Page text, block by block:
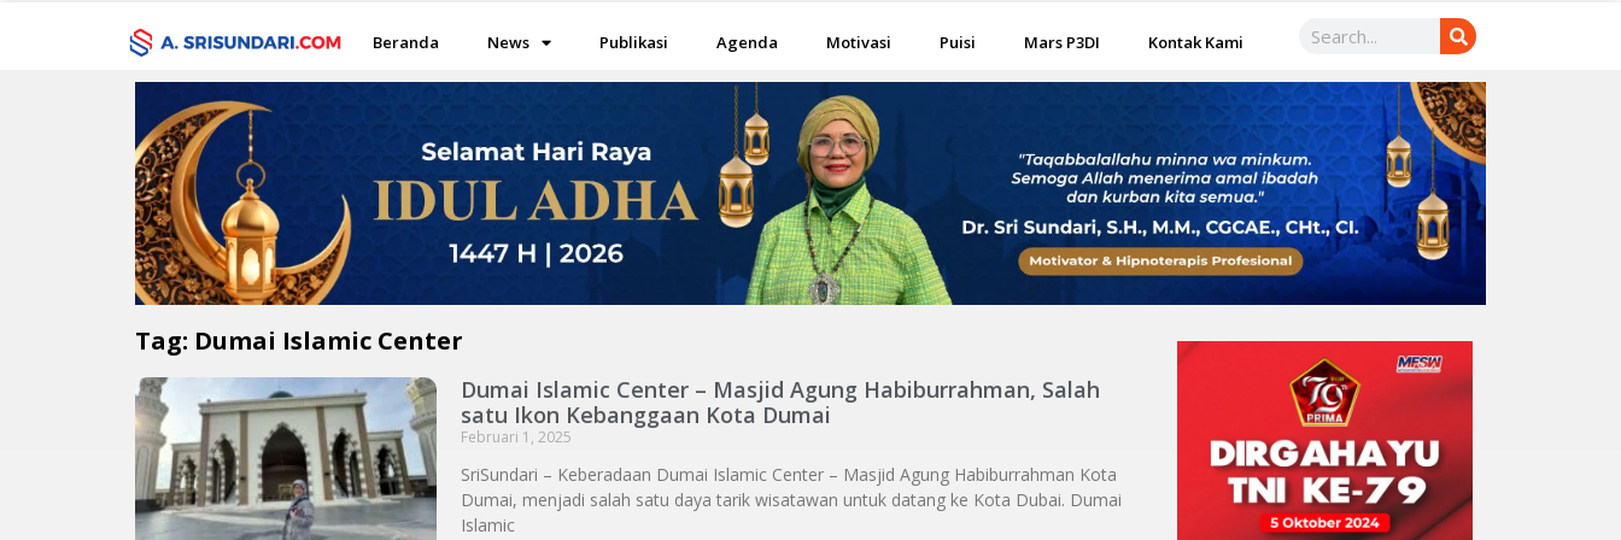
Beranda News Publikasi Agenda Motivasi Puisi Mars P3DI Kontak Kami
Tag: Dumai Islamic Center
Dumai Islamic Center – Masjid Agung Habiburrahman, Salah
satu Ikon Kebanggaan Kota Dumai
Februari 1, 2025
SriSundari – Keberadaan Dumai Islamic Center – Masjid Agung Habiburrahman Kota
Dumai, menjadi salah satu daya tarik wisatawan untuk datang ke Kota Dubai. Dumai
Islamic